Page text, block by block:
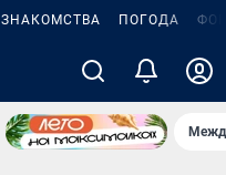
ЗНАКОМСТВА ПОГОДА